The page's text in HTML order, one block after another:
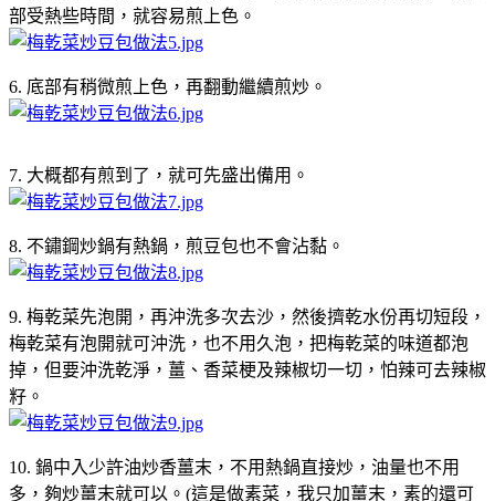
部受熱些時間，就容易煎上色。
6. 底部有稍微煎上色，再翻動繼續煎炒。
7. 大概都有煎到了，就可先盛出備用。
8. 不鏽鋼炒鍋有熱鍋，煎豆包也不會沾黏。
9. 梅乾菜先泡開，再沖洗多次去沙，然後擠乾水份再切短段，
梅乾菜有泡開就可沖洗，也不用久泡，把梅乾菜的味道都泡
掉，但要沖洗乾淨，薑、香菜梗及辣椒切一切，怕辣可去辣椒
籽。
10. 鍋中入少許油炒香薑末，不用熱鍋直接炒，油量也不用
多，夠炒薑末就可以。(這是做素菜，我只加薑末，素的還可